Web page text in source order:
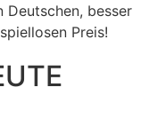
Deutschen, besser
Preis!